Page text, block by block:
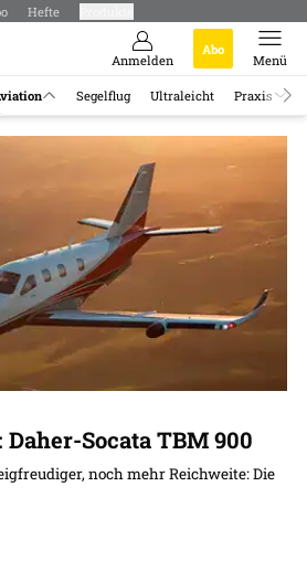
Hefte
Anmelden
Abo
Menü
Segelflug Ultraleicht Praxis
Socata TBM 900
noch mehr Reichweite: Die